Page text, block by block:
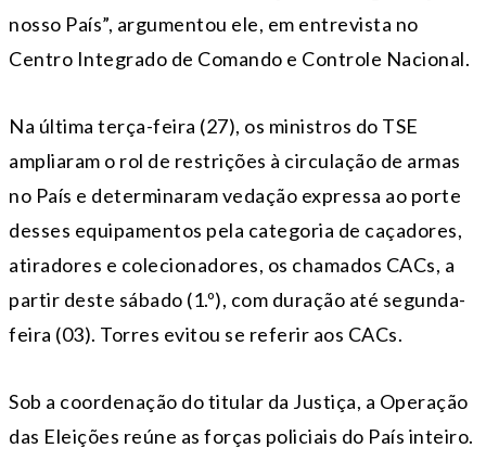
nosso País”, argumentou ele, em entrevista no
Centro Integrado de Comando e Controle Nacional.
Na última terça-feira (27), os ministros do TSE
ampliaram o rol de restrições à circulação de armas
no País e determinaram vedação expressa ao porte
desses equipamentos pela categoria de caçadores,
atiradores e colecionadores, os chamados CACs, a
partir deste sábado (1.º), com duração até segunda-
feira (03). Torres evitou se referir aos CACs.
Sob a coordenação do titular da Justiça, a Operação
das Eleições reúne as forças policiais do País inteiro.